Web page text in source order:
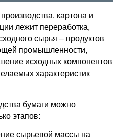
картона и
лежит переработка,
сырья – продуктов
промышленности,
исходных компонентов
характеристик
бумаги можно
этапов:
сырьевой массы на